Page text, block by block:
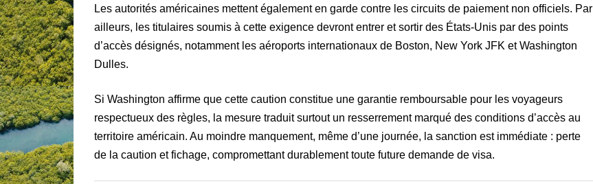
Les autorités américaines mettent également en garde contre les circuits de paiement non officiels. Par
ailleurs, les titulaires soumis à cette exigence devront entrer et sortir des États-Unis par des points
d’accès désignés, notamment les aéroports internationaux de Boston, New York JFK et Washington
Dulles.
Si Washington affirme que cette caution constitue une garantie remboursable pour les voyageurs
respectueux des règles, la mesure traduit surtout un resserrement marqué des conditions d’accès au
territoire américain. Au moindre manquement, même d’une journée, la sanction est immédiate : perte
de la caution et fichage, compromettant durablement toute future demande de visa.